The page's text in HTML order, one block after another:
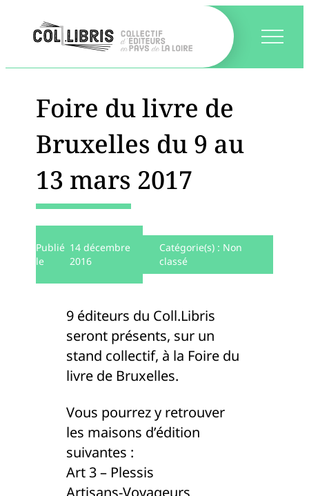
Foire du livre de
Bruxelles du 9 au
13 mars 2017
Publié
le
14 décembre
2016
Catégorie(s) : Non
classé
9 éditeurs du Coll.Libris
seront présents, sur un
stand collectif, à la Foire du
livre de Bruxelles.
Vous pourrez y retrouver
les maisons d’édition
suivantes :
Art 3 – Plessis